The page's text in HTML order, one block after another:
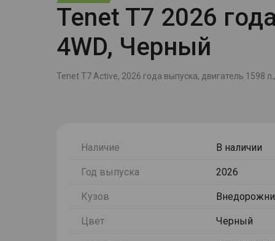
Tenet T7 2026
4WD, Черный
Tenet T7 Active, 2026 года выпуска, двигатель 1598
Наличие В наличии
Год выпуска 2026
Кузов
Цвет Черный